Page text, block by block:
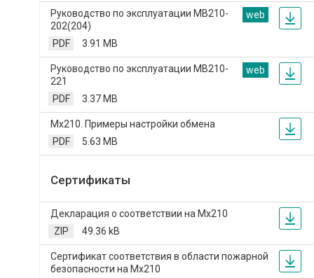
web
Руководство по эксплуатации МВ210-
202(204)
PDF
3.91 MB
web
Руководство по эксплуатации МВ210-
221
PDF
3.37 MB
Мх210. Примеры настройки обмена
PDF
5.63 MB
Сертификаты
Декларация о соответствии на Мх210
ZIP
49.36 kB
Сертификат соответствия в области пожарной
безопасности на Мх210